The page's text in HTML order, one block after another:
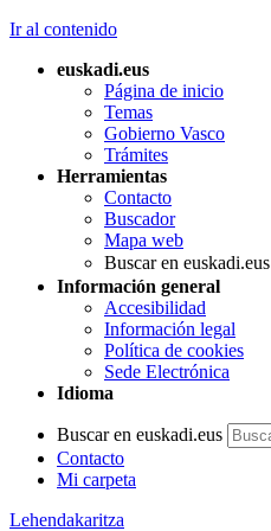
Ir al contenido
euskadi.eus
Página de inicio
Temas
Gobierno Vasco
Trámites
Herramientas
Contacto
Buscador
Mapa web
Buscar en euskadi.eus
Información general
Accesibilidad
Información legal
Política de cookies
Sede Electrónica
Idioma
Buscar en euskadi.eus
Contacto
Mi carpeta
Lehendakaritza